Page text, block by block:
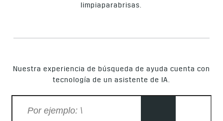
limpiaparabrisas.​​​​​​​
Nuestra experiencia de búsqueda de ayuda cuenta con
tecnología de un asistente de IA.